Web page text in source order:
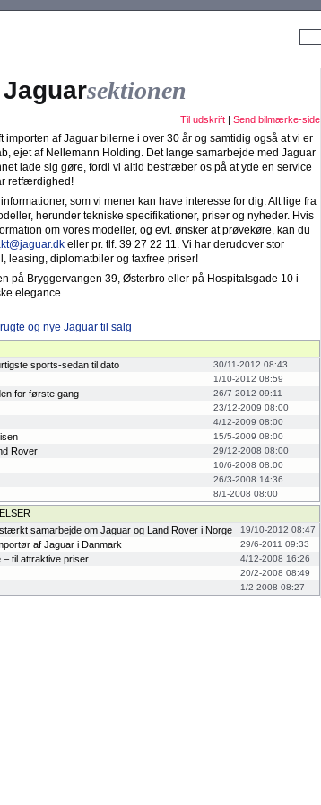
Jaguarsektionen
Til udskrift | Send bilmærke-side
importen af Jaguar bilerne i over 30 år og samtidig også at vi er
ejet af Nellemann Holding. Det lange samarbejde med Jaguar
lade sig gøre, fordi vi altid bestræber os på at yde en service
retfærdighed!
som vi mener kan have interesse for dig. Alt lige fra
herunder tekniske specifikationer, priser og nyheder. Hvis
om vores modeller, og evt. ønsker at prøvekøre, kan du
eller pr. tlf. 39 27 22 11. Vi har derudover stor
leasing, diplomatbiler og taxfree priser!
på Bryggervangen 39, Østerbro eller på Hospitalsgade 10 i
elegance…
og nye Jaguar til salg
sports-sedan til dato
30/11-2012 08:43
1/10-2012 08:59
for første gang 26/7-2012 09:11
23/12-2009 08:00
4/12-2009 08:00
15/5-2009 08:00
Rover 29/12-2008 08:00
10/6-2008 08:00
26/3-2008 14:36
8/1-2008 08:00
samarbejde om Jaguar og Land Rover i Norge
19/10-2012 08:47
af Jaguar i Danmark 29/6-2011 09:33
– til attraktive priser 4/12-2008 16:26
20/2-2008 08:49
1/2-2008 08:27